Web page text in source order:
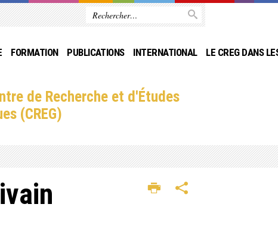
FORMATION PUBLICATIONS INTERNATIONAL LE CREG DANS
de Recherche et d'Études
(CREG)